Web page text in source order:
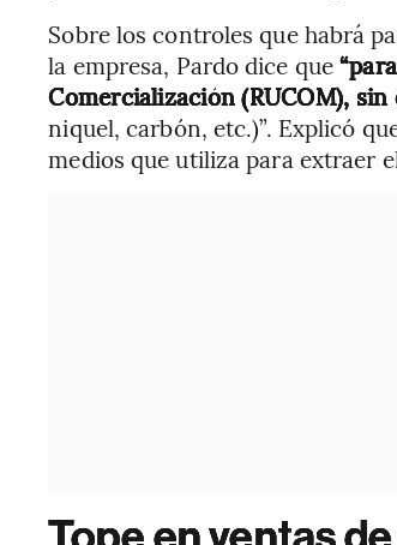
Sobre los controles que habrá
la empresa, Pardo dice que
Comercialización (RUCOM),
niquel, carbón, etc.)”. Explicó
medios que utiliza para extraer